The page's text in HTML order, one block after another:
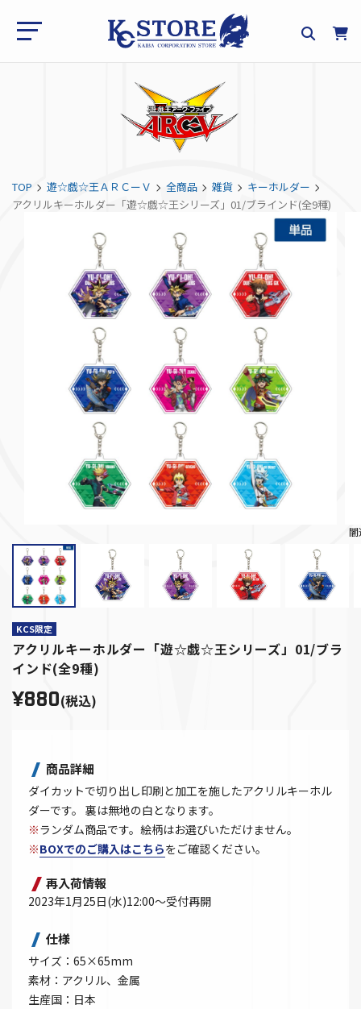
TOP 遊☆戯☆王ＡＲＣーＶ 全商品 雑貨
キーホルダー
アクリルキーホルダー「遊☆戯☆王シリーズ」01/ブラインド(全9種)
闇
KCS限定
アクリルキーホルダー「遊☆戯☆王シリーズ」01/ブラ
インド(全9種)
¥880(税込)
商品詳細
ダイカットで切り出し印刷と加工を施したアクリルキーホル
ダーです。 裏は無地の白となります。
※ランダム商品です。絵柄はお選びいただけません。
※BOXでのご購入はこちらをご確認ください。
再入荷情報
2023年1月25日(水)12:00～受付再開
仕様
サイズ：65×65mm
素材：アクリル、金属
生産国：日本